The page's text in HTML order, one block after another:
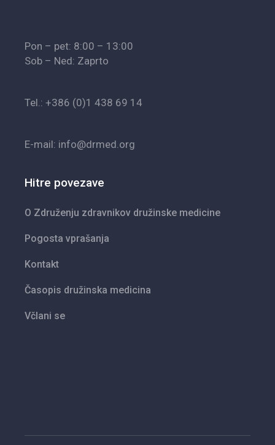
Pon – pet: 8:00 – 13:00
Sob – Ned: Zaprto
Tel.: +386 (0)1 438 69 14
E-mail: info@drmed.org
Hitre povezave
O Združenju zdravnikov družinske medicine
Pogosta vprašanja
Kontakt
Časopis družinska medicina
Včlani se